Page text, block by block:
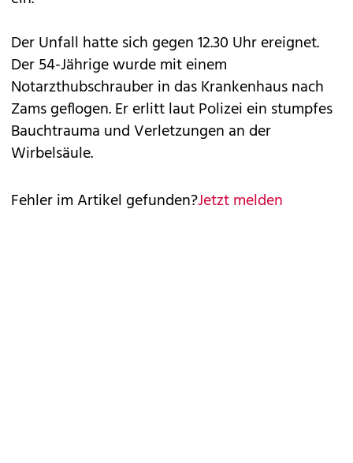
Der Unfall hatte sich gegen 12.30 Uhr ereignet.
Der 54-Jährige wurde mit einem
Notarzthubschrauber in das Krankenhaus nach
Zams geflogen. Er erlitt laut Polizei ein stumpfes
Bauchtrauma und Verletzungen an der
Wirbelsäule.
Fehler im Artikel gefunden?Jetzt melden